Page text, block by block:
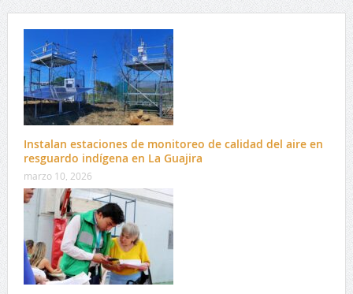
Instalan estaciones de monitoreo de calidad del aire en
resguardo indígena en La Guajira
marzo 10, 2026